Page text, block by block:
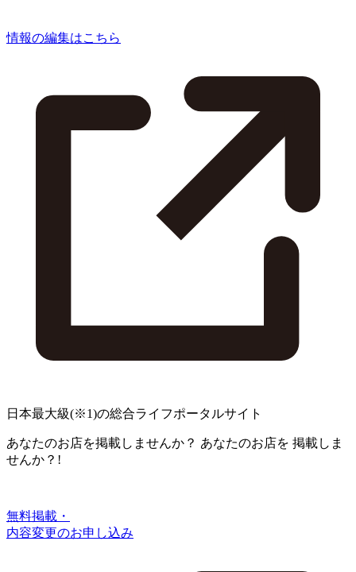
情報の編集はこちら
日本最大級(※1)の総合ライフポータルサイト
あなたのお店を掲載しませんか？ あなたのお店を 掲載しま
せんか？!
無料掲載・
内容変更のお申し込み